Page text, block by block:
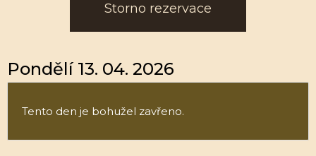
Storno rezervace
Pondělí 13. 04. 2026
Tento den je bohužel zavřeno.